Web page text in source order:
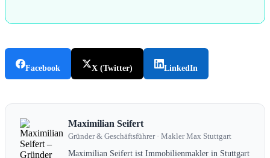
Facebook X (Twitter) LinkedIn
Maximilian Seifert
Gründer & Geschäftsführer · Makler Max Stuttgart
Maximilian Seifert ist Immobilienmakler in Stuttgart